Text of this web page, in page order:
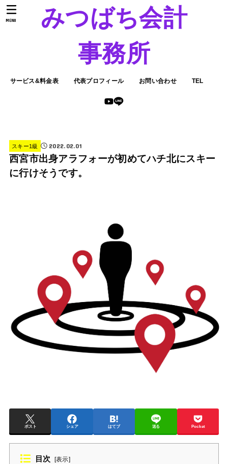
みつばち会計
事務所
サービス&料金表 代表プロフィール お問い合わせ TEL
MENU
スキー1級 2022.02.01
西宮市出身アラフォーが初めてハチ北にスキー
に行けそうです。
ポスト シェア はてブ 送る Pocket
目次 [表示]